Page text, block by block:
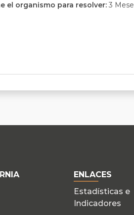
el organismo para resolver: 3
ENLACES
Estadísticas e
Indicadores